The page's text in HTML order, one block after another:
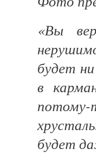
«Вы
будет
в
будет